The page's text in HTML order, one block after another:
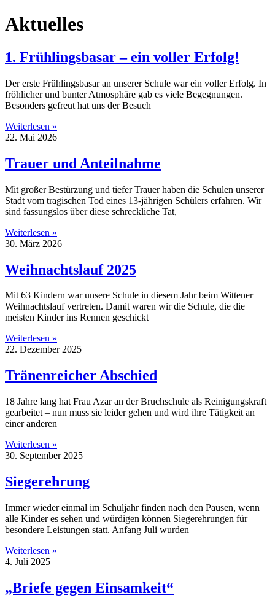
Aktuelles
1. Frühlingsbasar – ein voller Erfolg!
Der erste Frühlingsbasar an unserer Schule war ein voller Erfolg. In
fröhlicher und bunter Atmosphäre gab es viele Begegnungen.
Besonders gefreut hat uns der Besuch
Weiterlesen »
22. Mai 2026
Trauer und Anteilnahme
Mit großer Bestürzung und tiefer Trauer haben die Schulen unserer
Stadt vom tragischen Tod eines 13-jährigen Schülers erfahren. Wir
sind fassungslos über diese schreckliche Tat,
Weiterlesen »
30. März 2026
Weihnachtslauf 2025
Mit 63 Kindern war unsere Schule in diesem Jahr beim Wittener
Weihnachtslauf vertreten. Damit waren wir die Schule, die die
meisten Kinder ins Rennen geschickt
Weiterlesen »
22. Dezember 2025
Tränenreicher Abschied
18 Jahre lang hat Frau Azar an der Bruchschule als Reinigungskraft
gearbeitet – nun muss sie leider gehen und wird ihre Tätigkeit an
einer anderen
Weiterlesen »
30. September 2025
Siegerehrung
Immer wieder einmal im Schuljahr finden nach den Pausen, wenn
alle Kinder es sehen und würdigen können Siegerehrungen für
besondere Leistungen statt. Anfang Juli wurden
Weiterlesen »
4. Juli 2025
„Briefe gegen Einsamkeit“